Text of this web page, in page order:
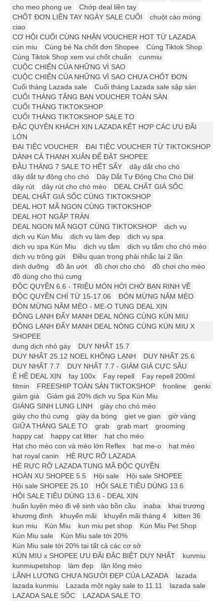
cho meo phong ue
Chớp deal liền tay
CHỐT ĐƠN LIỀN TAY NGÀY SALE CUỐI
chuột cào móng
ciao
CƠ HỘI CUỐI CÙNG NHẬN VOUCHER HOT TỪ LAZADA
cún miu
Cùng bé Na chốt đơn Shopee
Cùng Tiktok Shop
Cùng Tiktok Shop xem vui chốt chuẩn
cunmiu
CUỘC CHIẾN CỦA NHỮNG VÌ SAO
CUỘC CHIẾN CỦA NHỮNG VÌ SAO CHƯA CHỐT ĐƠN
Cuối tháng Lazada sale
Cuối tháng Lazada sale sập sàn
CUỐI THÁNG TẶNG BẠN VOUCHER TOÀN SÀN
CUỐI THÁNG TIKTOKSHOP
CUỐI THÁNG TIKTOKSHOP SALE TO
ĐẶC QUYỀN KHÁCH XỊN LAZADA KẾT HỢP CÁC ƯU ĐÃI
LỚN
ĐẠI TIỆC VOUCHER
ĐẠI TIỆC VOUCHER TỪ TIKTOKSHOP
DÀNH CẢ THANH XUÂN ĐỂ ĐẶT SHOPEE
ĐẦU THÁNG 7 SALE TO HẾT SẨY
dây dắt cho chó
dây dắt tự động cho chó
Dây Dắt Tự Động Cho Chó Diil
dây rút
dây rút cho chó mèo
DEAL CHẤT GIÁ SỐC
DEAL CHẤT GIÁ SỐC CÙNG TIKTOKSHOP
DEAL HOT MÃ NGON CÙNG TIKTOKSHOP
DEAL HOT NGẬP TRÀN
DEAL NGON MÃ NGỌT CÙNG TIKTOKSHOP
dịch vụ
dịch vụ Kún Miu
dịch vụ làm đẹp
dịch vụ spa
dịch vụ spa Kún Miu
dịch vụ tắm
dịch vụ tắm cho chó mèo
dịch vụ trông gửi
Điều quan trọng phải nhắc lại 2 lần
dinh dưỡng
đồ ăn ướt đồ chơi cho chó
đồ chơi cho mèo
đồ dùng cho thú cưng
ĐỘC QUYỀN 6.6 - TRIỆU MÓN HỜI CHỜ BẠN RINH VỀ
ĐỘC QUYỀN CHỈ TỪ 15-17.06
ĐÓN MỪNG NĂM MÈO
ĐÓN MỪNG NĂM MÈO - ME-O TUNG DEAL XỊN
ĐÔNG LẠNH ĐẨY MẠNH DEAL NÓNG CÙNG KÚN MIU
ĐÔNG LẠNH ĐẨY MẠNH DEAL NÓNG CÙNG KÚN MIU X
SHOPEE
dung dịch nhỏ gáy
DUY NHẤT 15.7
DUY NHẤT 25.12 ️️NOEL KHÔNG LẠNH
DUY NHẤT 25.6
DUY NHẤT 7.7
DUY NHẤT 7.7 - GIẢM GIÁ CỰC SÂU
Ê HỀ DEAL XỊN
fay 100x Fay repell
Fay repell 200ml
fitmin
FREESHIP TOÀN SÀN TIKTOKSHOP fronline
genki
giảm giá
Giảm giá 20% dịch vụ Spa Kún Miu
GIÁNG SINH LUNG LINH
giày cho chó mèo
giày cho thú cưng
giày da bóng giet ve gian
giờ vàng
GIỮA THÁNG SALE TO
grab grab mart
grooming
happy cat
happy cat litter
hạt cho mèo
Hạt cho mèo con và mèo lớn Reflex
hạt me-o
hạt mèo
hạt royal canin
HÈ RỰC RỠ LAZADA
HÈ RỰC RỠ LAZADA TUNG MÃ ĐỘC QUYỀN
HOÀN XU SHOPEE 5.5
Hội sale
Hội sale SHOPEE
Hội sale SHOPEE 25.10
HỘI SALE TIÊU DÙNG 13.6
HỘI SALE TIÊU DÙNG 13.6 - DEAL XỊN
huấn luyện mèo đi vệ sinh vào bồn cầu
inaba
khai trương
khương đình
khuyến mãi khuyến mãi tháng 4
kitten 36
kun miu
Kún Miu kun miu pet shop
Kún Miu Pet Shop
Kún Miu sale
Kún Miu sale tới 20%
Kún Miu sale tới 20% tại tất cả các cơ sở
KÚN MIU x SHOPEE ƯU ĐÃI ĐẶC BIỆT DUY NHẤT
kunmiu
kunmiupetshop
làm đẹp
lăn lông mèo
LÃNH LƯƠNG CHƯA NGƯỜI ĐẸP CỦA LAZADA
lazada
lazada kunmiu
Lazada một ngày sale to 11.11
lazada sale
LAZADA SALE SỐC
LAZADA SALE TO